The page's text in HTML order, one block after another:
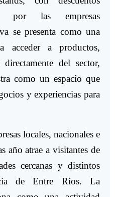
por las empresas
se presenta como una
acceder a productos,
del sector,
como un espacio que
y experiencias para
locales, nacionales e
año atrae a visitantes de
cercanas y distintos
de Entre Ríos. La